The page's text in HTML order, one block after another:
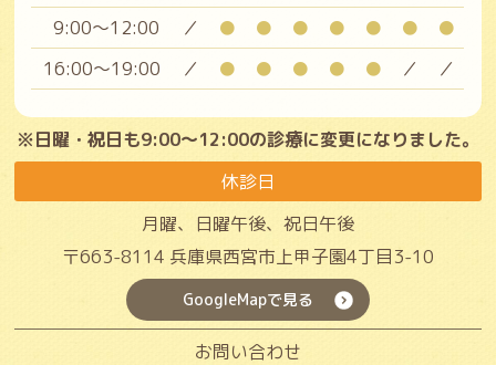
9:00～12:00
／ ● ● ● ● ● ●
●
16:00～19:00
／ ● ● ● ● ● ／ ／
※日曜・祝日も9:00～12:00の診療に変更になりました。
休診日
月曜、日曜午後、祝日午後
〒663-8114 兵庫県西宮市上甲子園4丁目3-10
GoogleMapで見る
お問い合わせ